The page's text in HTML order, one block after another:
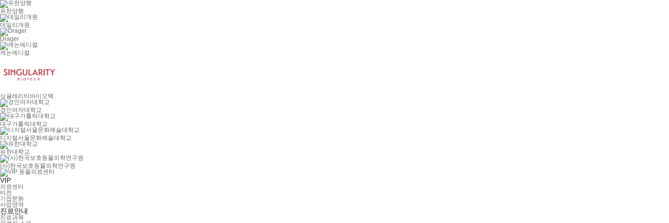
유한양행
데일리개원
Drager
캐논메디컬
싱귤래리티바이오텍
경인여자대학교
대구가톨릭대학교
디지털서울문화예술대학교
유한대학교
(사)한국보호동물의학연구원
VIP
의료센터
비전
기업문화
사업영역
진료안내
진료과목